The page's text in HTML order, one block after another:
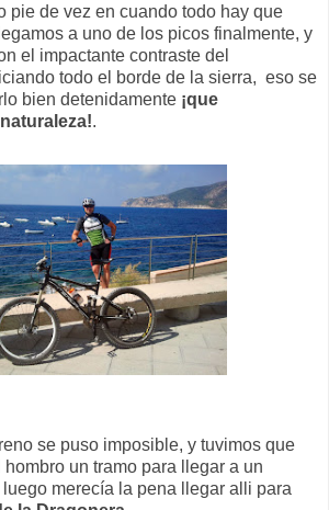
pie de vez en cuando todo hay que
a uno de los picos finalmente, y
el impactante contraste del
todo el borde de la sierra, eso se
bien detenidamente ¡que
.
se puso imposible, y tuvimos que
un tramo para llegar a un
merecía la pena llegar alli para